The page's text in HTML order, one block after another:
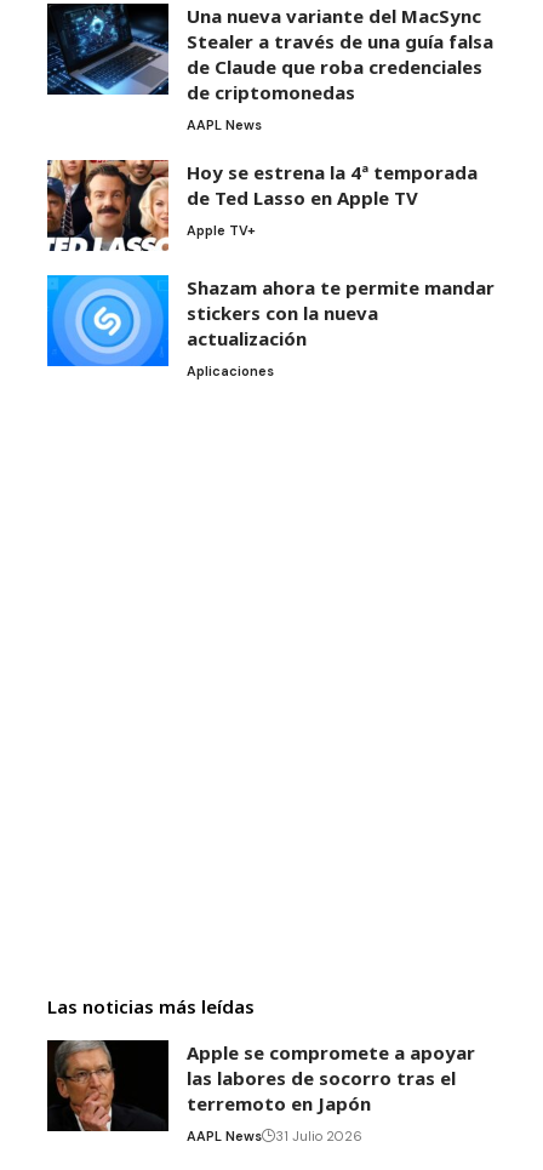
Una nueva variante del MacSync
Stealer a través de una guía falsa
de Claude que roba credenciales
de criptomonedas
AAPL News
Hoy se estrena la 4ª temporada
de Ted Lasso en Apple TV
Apple TV+
Shazam ahora te permite mandar
stickers con la nueva
actualización
Aplicaciones
Las noticias más leídas
Apple se compromete a apoyar
las labores de socorro tras el
terremoto en Japón
AAPL News 31 Julio 2026